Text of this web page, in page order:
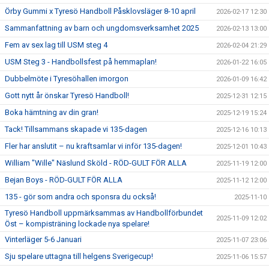
Örby Gummi x Tyresö Handboll Påsklovsläger 8-10 april 2026-02-17 12:30
Sammanfattning av barn och ungdomsverksamhet 2025 2026-02-13 13:00
Fem av sex lag till USM steg 4 2026-02-04 21:29
USM Steg 3 - Handbollsfest på hemmaplan! 2026-01-22 16:05
Dubbelmöte i Tyresöhallen imorgon 2026-01-09 16:42
Gott nytt år önskar Tyresö Handboll! 2025-12-31 12:15
Boka hämtning av din gran! 2025-12-19 15:24
Tack! Tillsammans skapade vi 135-dagen 2025-12-16 10:13
Fler har anslutit – nu kraftsamlar vi inför 135-dagen! 2025-12-01 10:43
William "Wille" Näslund Sköld - RÖD-GULT FÖR ALLA 2025-11-19 12:00
Bejan Boys - RÖD-GULT FÖR ALLA 2025-11-12 12:00
135 - gör som andra och sponsra du också! 2025-11-10
Tyresö Handboll uppmärksammas av Handbollförbundet
Öst – kompisträning lockade nya spelare!
2025-11-09 12:02
Vinterläger 5-6 Januari 2025-11-07 23:06
Sju spelare uttagna till helgens Sverigecup! 2025-11-06 15:57